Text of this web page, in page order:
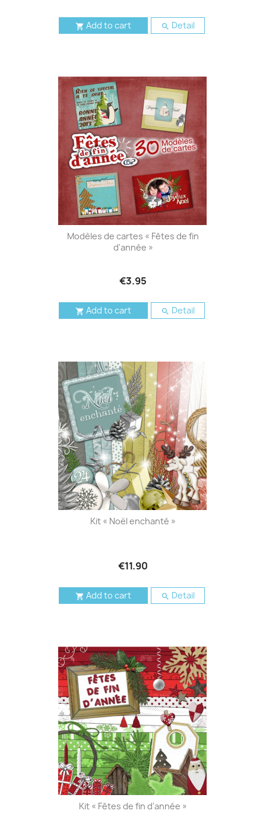
 Add to cart  Detail
Modèles de cartes « Fêtes de fin
d'année »
€3.95
 Add to cart  Detail
Kit « Noël enchanté »
€11.90
 Add to cart  Detail
Kit « Fêtes de fin d'année »